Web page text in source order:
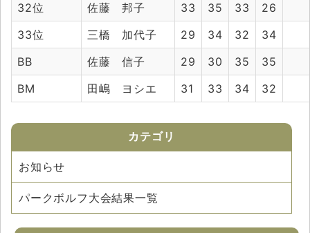
32位
佐藤 邦子 33 35 33
26
33位
三橋 加代子 29 34 32
34
BB
佐藤 信子 29 30 35
35
BM
田嶋 ヨシエ 31 33 34 32
カテゴリ
お知らせ
パークボルフ大会結果一覧